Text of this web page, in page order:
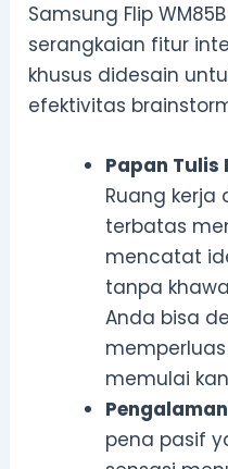
Samsung Flip
serangkaian fitur
khusus didesain
efektivitas
Papan Tulis
Ruang
terbatas
mencatat
tanpa
Anda bisa
memulai
pena pasif